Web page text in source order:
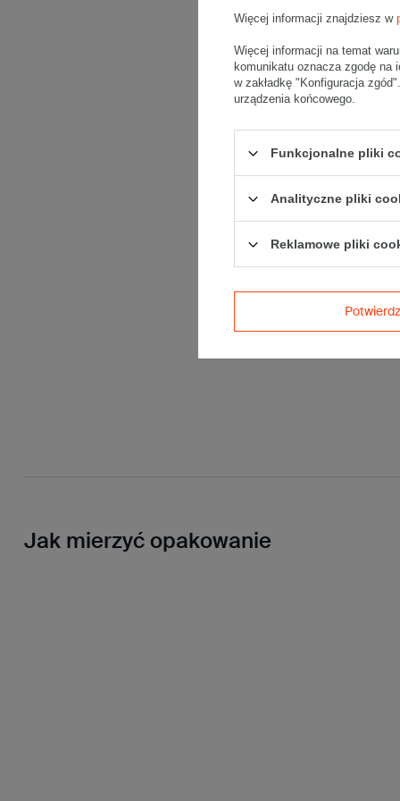
Jak mierzyć opakowanie
Więcej informacji znajdziesz w
Więcej informacji na temat
komunikatu oznacza zgodę na
w zakładkę "Konfiguracja
urządzenia końcowego.
Funkcjonalne pliki
Analityczne pliki
Reklamowe pliki